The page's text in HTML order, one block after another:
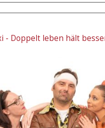
- Doppelt leben hält